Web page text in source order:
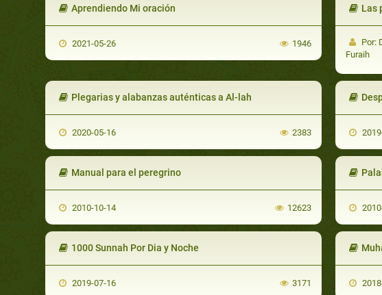
Aprendiendo Mi oración
2021-05-26 1946
Las
Por:
Furaih
Plegarias y alabanzas auténticas a Al-lah
2020-05-16 2383
Manual para el peregrino
2010-10-14 12623
1000 Sunnah Por Dia y Noche
2019-07-16 3171